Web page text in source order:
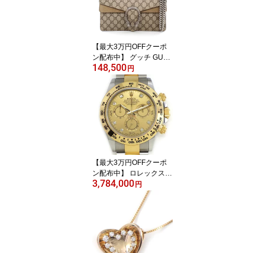
【中古】
【最大3万円OFFクーポ
ン配布中】 グッチ GUC
CI ショルダーバッグ デ
ィオニュソス 400249 K
HNRN 8642 ベージュ G
Gスプリームキャンバス
シルバー金具 【中古】
148,500円
【最大3万円OFFクーポ
ン配布中】 ロレックス R
olex 腕時計 コスモグラ
フ デイトナ 116503G 8
ポイント ダイヤインデッ
クス シャンパンゴールド
文字盤 ルーレット刻印
クロノグラフ タキメータ
ー スモールセコンド K18
3,784,000円